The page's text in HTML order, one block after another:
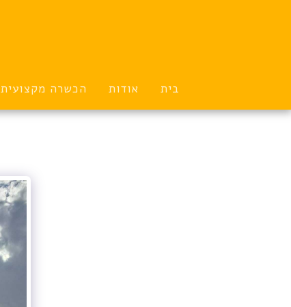
בית אודות הכשרה מקצועית